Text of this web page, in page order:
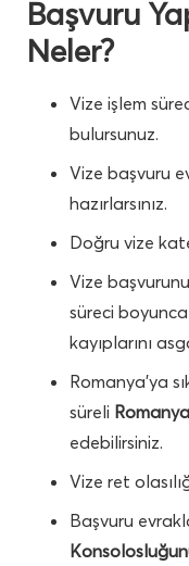
Başvuru
Neler?
Vize işlem
bulursunuz.
Vize başvuru
hazırlarsınız.
Doğru vize
Vize
süreci boyunca
kayıplarını
Romanya’ya
süreli
edebilirsiniz.
Vize ret
Başvuru